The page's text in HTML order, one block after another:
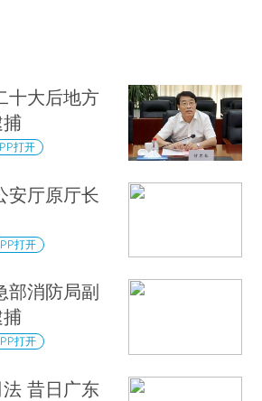
十大后地方
打开
安厅原厅长
打开
部消防局副
打开
昔日广东